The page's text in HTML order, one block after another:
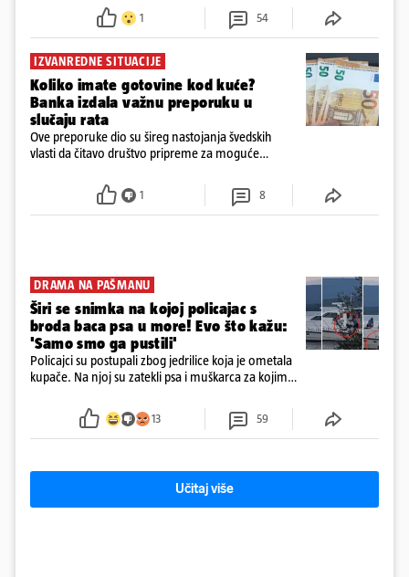
ispitali i poslali u istražni zatvor
1 54
IZVANREDNE SITUACIJE
Koliko imate gotovine kod kuće?
Banka izdala važnu preporuku u
slučaju rata
Ove preporuke dio su šireg nastojanja švedskih
vlasti da čitavo društvo pripreme za moguće
1 8
DRAMA NA PAŠMANU
Širi se snimka na kojoj policajac s
broda baca psa u more! Evo što kažu:
'Samo smo ga pustili'
Policajci su postupali zbog jedrilice koja je ometala
kupače. Na njoj su zatekli psa i muškarca za kojim
ga uhitili, a psa je preuzeo komunalni redar
13 59
Učitaj više